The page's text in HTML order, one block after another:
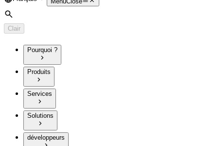
Rechercher
Clair
Pourquoi ?
Produits
Services
Solutions
développeurs